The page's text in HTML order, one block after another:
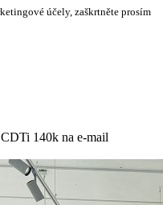
účely, zaškrtněte prosím
140k na e-mail